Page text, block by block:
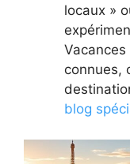
locaux »
connues,
blog